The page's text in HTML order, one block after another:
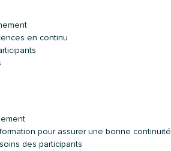
en continu
pour assurer une bonne continuité
des participants